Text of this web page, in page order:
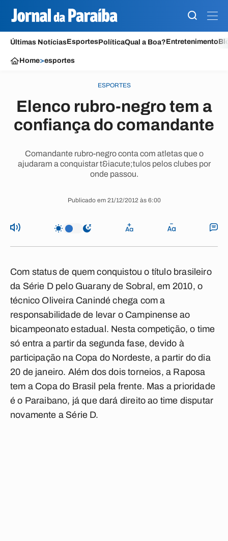
Últimas NotíciasEsportesPolíticaQual a Boa?Entretenimento
Home>esportes
ESPORTES
Elenco rubro-negro tem a
confiança do comandante
Comandante rubro-negro conta com atletas que o
ajudaram a conquistar t&iacute;tulos pelos clubes por
onde passou.
Publicado em 21/12/2012 às 6:00
Com status de quem conquistou o título brasileiro
da Série D pelo Guarany de Sobral, em 2010, o
técnico Oliveira Canindé chega com a
responsabilidade de levar o Campinense ao
bicampeonato estadual. Nesta competição, o time
só entra a partir da segunda fase, devido à
participação na Copa do Nordeste, a partir do dia
20 de janeiro. Além dos dois torneios, a Raposa
tem a Copa do Brasil pela frente. Mas a prioridade
é o Paraibano, já que dará direito ao time disputar
novamente a Série D.